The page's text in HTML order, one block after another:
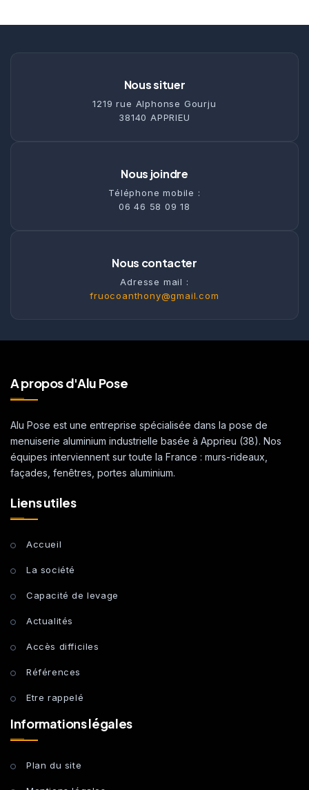
Nous situer
1219 rue Alphonse Gourju
38140 APPRIEU
Nous joindre
Téléphone mobile :
06 46 58 09 18
Nous contacter
Adresse mail :
fruocoanthony@gmail.com
A propos d'Alu Pose
Alu Pose est une entreprise spécialisée dans la pose de
menuiserie aluminium industrielle basée à Apprieu (38). Nos
équipes interviennent sur toute la France : murs-rideaux,
façades, fenêtres, portes aluminium.
Liens utiles
Accueil
La société
Capacité de levage
Actualités
Accès difficiles
Références
Etre rappelé
Informations légales
Plan du site